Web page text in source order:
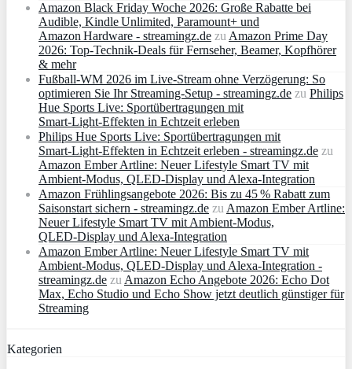
Amazon Black Friday Woche 2026: Große Rabatte bei
Audible, Kindle Unlimited, Paramount+ und
Amazon Hardware - streamingz.de zu Amazon Prime Day
2026: Top-Technik-Deals für Fernseher, Beamer, Kopfhörer
& mehr
Fußball-WM 2026 im Live-Stream ohne Verzögerung: So
optimieren Sie Ihr Streaming-Setup - streamingz.de zu Philips
Hue Sports Live: Sportübertragungen mit
Smart‑Light‑Effekten in Echtzeit erleben
Philips Hue Sports Live: Sportübertragungen mit
Smart‑Light‑Effekten in Echtzeit erleben - streamingz.de zu
Amazon Ember Artline: Neuer Lifestyle Smart TV mit
Ambient‑Modus, QLED‑Display und Alexa‑Integration
Amazon Frühlingsangebote 2026: Bis zu 45 % Rabatt zum
Saisonstart sichern - streamingz.de zu Amazon Ember Artline:
Neuer Lifestyle Smart TV mit Ambient‑Modus,
QLED‑Display und Alexa‑Integration
Amazon Ember Artline: Neuer Lifestyle Smart TV mit
Ambient‑Modus, QLED‑Display und Alexa‑Integration -
streamingz.de zu Amazon Echo Angebote 2026: Echo Dot
Max, Echo Studio und Echo Show jetzt deutlich günstiger für
Streaming
Kategorien